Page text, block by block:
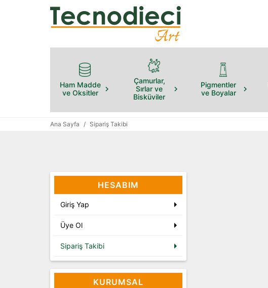
Ham Madde
ve Oksitler
Çamurlar,
Sırlar ve
Bisküviler
Pigmentler
ve Boyalar
Ana Sayfa / Sipariş Takibi
HESABIM
Giriş Yap
Üye Ol
Sipariş Takibi
KURUMSAL